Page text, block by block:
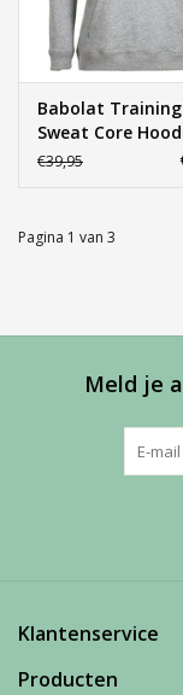
Babolat Training
Sweat Core
€39,95
Pagina 1 van 3
Meld je
Klantenservice
Producten